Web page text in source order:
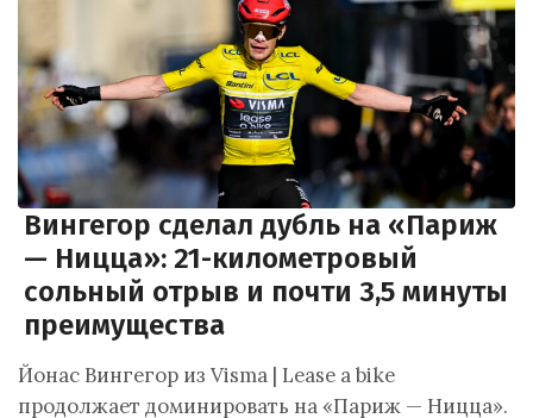
Вингегор сделал дубль на «Париж
— Ницца»: 21-километровый
сольный отрыв и почти 3,5 минуты
преимущества
Йонас Вингегор из Visma | Lease a bike
продолжает доминировать на «Париж — Ницца».